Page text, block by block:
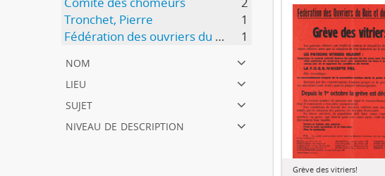
Tronchet, Pierre
1
Fédération des ouvriers du bois et du bâtiment (FOBB)
1
nom
lieu
sujet
niveau de description
Grève des vitriers!